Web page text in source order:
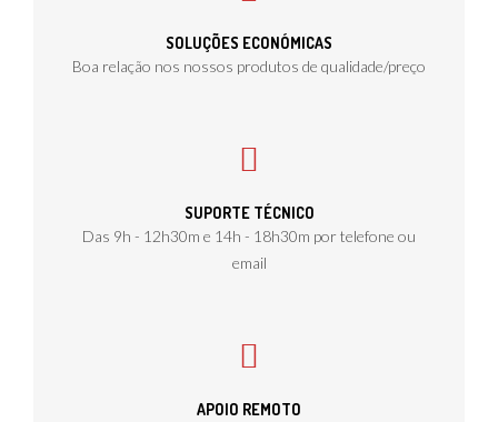
SOLUÇÕES ECONÓMICAS
Boa relação nos nossos produtos de qualidade/preço
SUPORTE TÉCNICO
Das 9h - 12h30m e 14h - 18h30m por telefone ou
email
APOIO REMOTO